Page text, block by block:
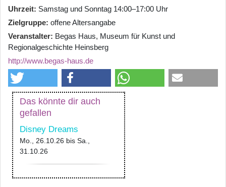
Uhrzeit Samstag und Sonntag 14:00–17:00 Uhr
Zielgruppe offene Altersangabe
Veranstalter Begas Haus, Museum für Kunst und
Regionalgeschichte Heinsberg
http://www.begas-haus.de
Das könnte dir auch
gefallen
Disney Dreams
Mo., 26.10.26 bis Sa.,
31.10.26